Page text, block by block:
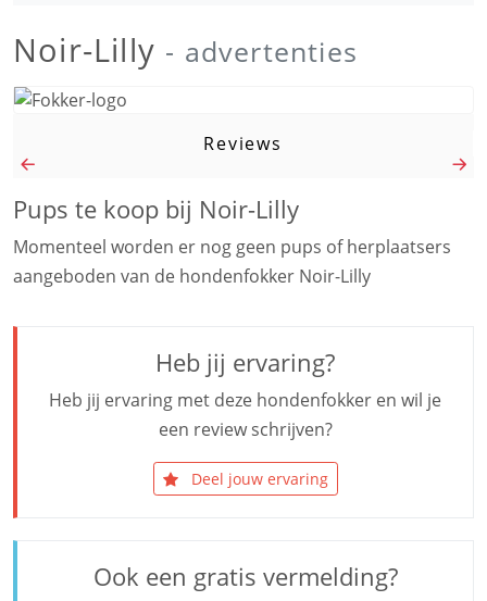
Noir-Lilly - advertenties
Reviews
Pups te koop bij Noir-Lilly
Momenteel worden er nog geen pups of herplaatsers
aangeboden van de hondenfokker Noir-Lilly
Heb jij ervaring?
Heb jij ervaring met deze hondenfokker en wil je
een review schrijven?
Deel jouw ervaring
Ook een gratis vermelding?